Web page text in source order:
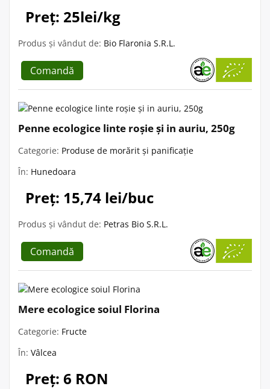
Preț: 25lei/kg
Produs și vândut de: Bio Flaronia S.R.L.
Comandă
Penne ecologice linte roșie și in auriu, 250g
Categorie: Produse de morărit și panificație
În: Hunedoara
Preț: 15,74 lei/buc
Produs și vândut de: Petras Bio S.R.L.
Comandă
Mere ecologice soiul Florina
Categorie: Fructe
În: Vâlcea
Preț: 6 RON